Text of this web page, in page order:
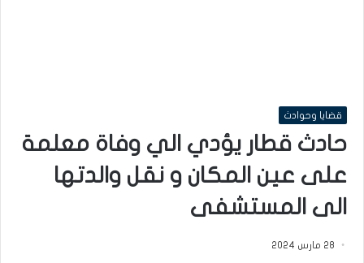
قضايا وحوادث
حادث قطار يؤدي الي وفاة معلمة
على عين المكان و نقل والدتها
الى المستشفى
28 مارس 2024